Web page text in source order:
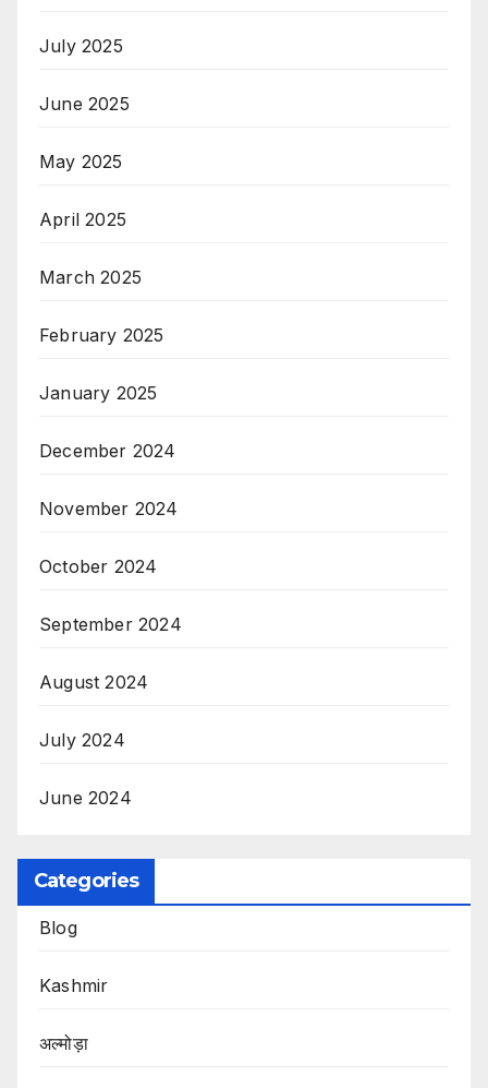
July 2025
June 2025
May 2025
April 2025
March 2025
February 2025
January 2025
December 2024
November 2024
October 2024
September 2024
August 2024
July 2024
June 2024
Categories
Blog
Kashmir
अल्मोड़ा